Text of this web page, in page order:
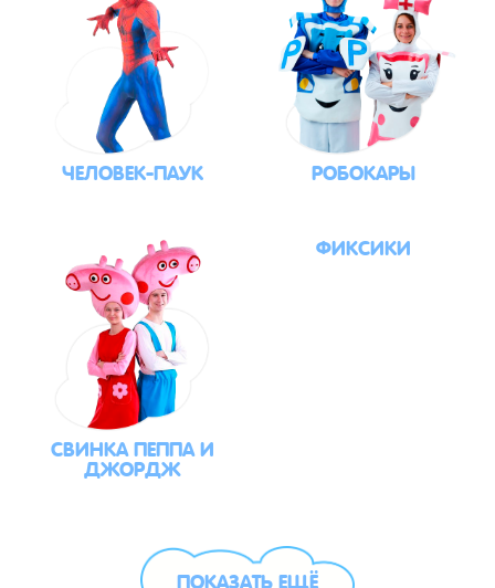
ЧЕЛОВЕК-ПАУК РОБОКАРЫ
СВИНКА ПЕППА И
ДЖОРДЖ
ФИКСИКИ
ПОКАЗАТЬ ЕЩЁ